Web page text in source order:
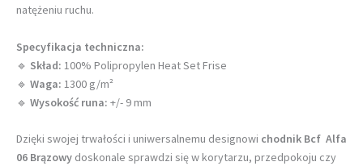
natężeniu ruchu.
Specyfikacja techniczna:
🔹 Skład: 100% Polipropylen Heat Set Frise
🔹 Waga: 1300 g/m²
🔹 Wysokość runa: +/- 9 mm
Dzięki swojej trwałości i uniwersalnemu designowi chodnik Bcf Alfa
06 Brązowy doskonale sprawdzi się w korytarzu, przedpokoju czy